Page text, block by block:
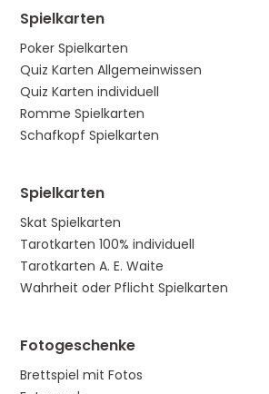
Spielkarten
Poker Spielkarten
Quiz Karten Allgemeinwissen
Quiz Karten individuell
Romme Spielkarten
Schafkopf Spielkarten
Spielkarten
Skat Spielkarten
Tarotkarten 100% individuell
Tarotkarten A. E. Waite
Wahrheit oder Pflicht Spielkarten
Fotogeschenke
Brettspiel mit Fotos